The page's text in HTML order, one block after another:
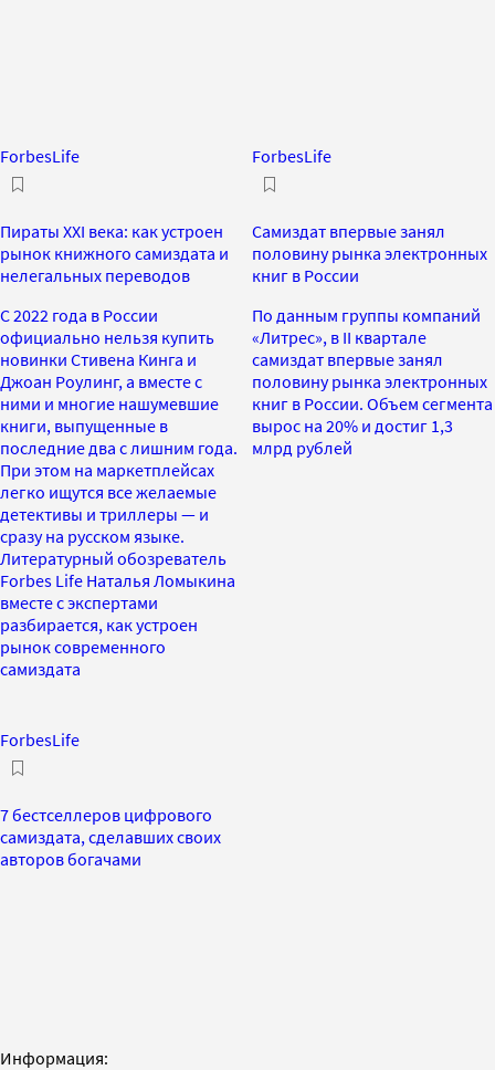
ForbesLife
Пираты XXI века: как устроен
рынок книжного самиздата и
нелегальных переводов
С 2022 года в России
официально нельзя купить
новинки Стивена Кинга и
Джоан Роулинг, а вместе с
ними и многие нашумевшие
книги, выпущенные в
последние два с лишним года.
При этом на маркетплейсах
легко ищутся все желаемые
детективы и триллеры — и
сразу на русском языке.
Литературный обозреватель
Forbes Life Наталья Ломыкина
вместе с экспертами
разбирается, как устроен
рынок современного
самиздата
ForbesLife
Самиздат впервые занял
половину рынка электронных
книг в России
По данным группы компаний
«Литрес», в II квартале
самиздат впервые занял
половину рынка электронных
книг в России. Объем сегмента
вырос на 20% и достиг 1,3
млрд рублей
ForbesLife
7 бестселлеров цифрового
самиздата, сделавших своих
авторов богачами
Информация: